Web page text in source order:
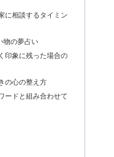
に相談するタイミン
物の夢占い
印象に残った場合の
の心の整え方
ードと組み合わせて